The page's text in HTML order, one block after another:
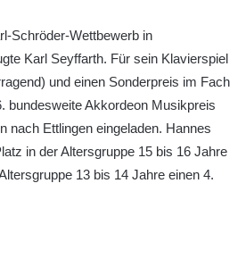
Schröder-Wettbewerb in
Karl Seyffarth. Für sein Klavierspiel
und einen Sonderpreis im Fach
bundesweite Akkordeon Musikpreis
nach Ettlingen eingeladen. Hannes
in der Altersgruppe 15 bis 16 Jahre
13 bis 14 Jahre einen 4.